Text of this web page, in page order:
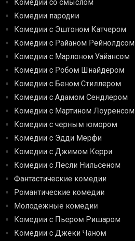
Комедии со смыслом
Комедии пародии
Комедии с Эштоном Катчером
Комедии с Райаном Рейнолдсом
Комедии с Марлоном Уайансом
Комедии с Робом Шнайдером
Комедии с Беном Стиллером
Комедии с Адамом Сендлером
Комедии с Мартином Лоуренсом
Комедии с черным юмором
Комедии с Эдди Мерфи
Комедии с Джимом Керри
Комедии с Лесли Нильсеном
Фантастические комедии
Романтические комедии
Молодежные комедии
Комедии с Пьером Ришаром
Комедии с Джеки Чаном